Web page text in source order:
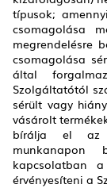
típusok;
csomagolása
megrendelésre
csomagolása
által
Szolgáltatótól
sérült vagy
vásárolt
bírálja el az
munkanapon
kapcsolatban
érvényesíteni a